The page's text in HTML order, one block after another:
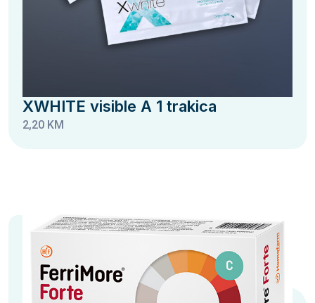
XWHITE visible A 1 trakica
2,20 KM